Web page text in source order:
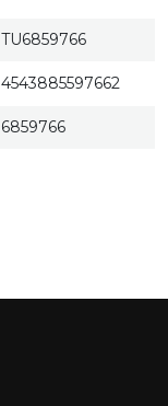
TU6859766
4543885597662
6859766